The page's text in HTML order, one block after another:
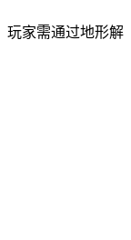
玩家需通过地形解